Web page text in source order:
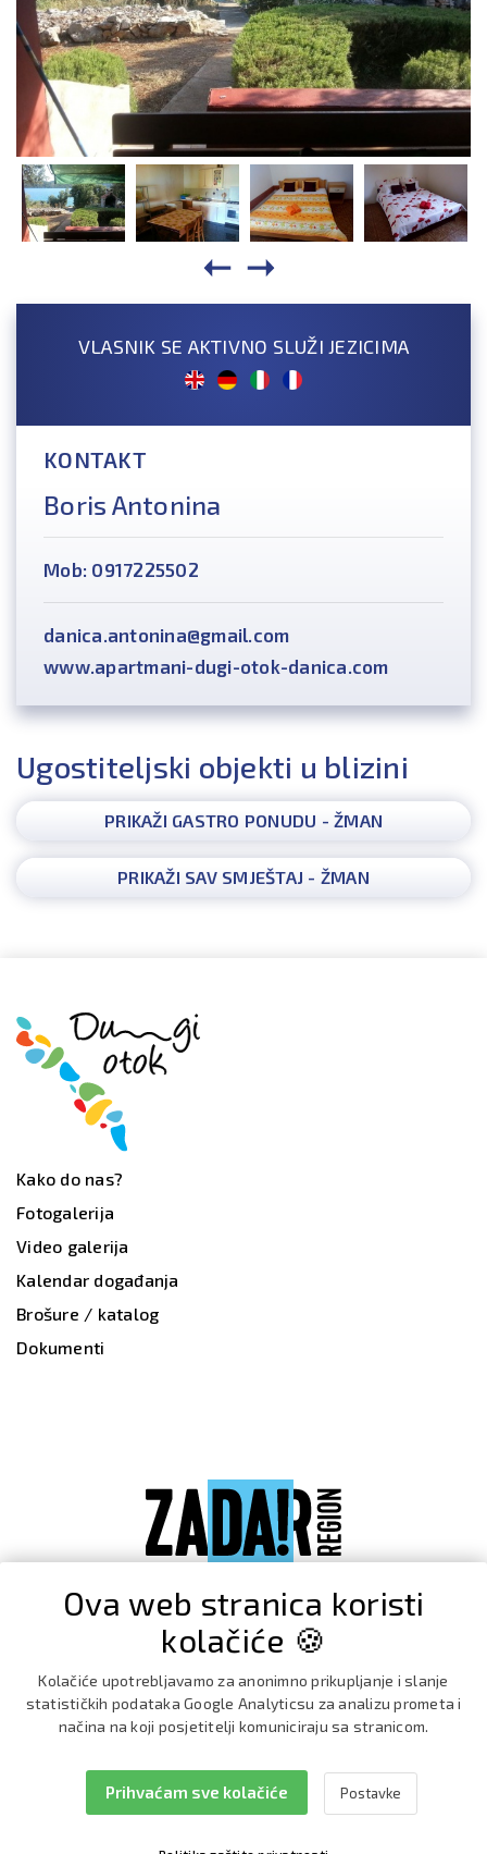
VLASNIK SE AKTIVNO SLUŽI JEZICIMA
KONTAKT
Boris Antonina
Mob: 0917225502
danica.antonina@gmail.com
www.apartmani-dugi-otok-danica.com
Ugostiteljski objekti u blizini
PRIKAŽI GASTRO PONUDU - ŽMAN
PRIKAŽI SAV SMJEŠTAJ - ŽMAN
Kako do nas?
Fotogalerija
Video galerija
Kalendar događanja
Brošure / katalog
Dokumenti
Ova web stranica koristi
kolačiće 🍪
Kolačiće upotrebljavamo za anonimno prikupljanje i slanje
statističkih podataka Google Analyticsu za analizu prometa i
načina na koji posjetitelji komuniciraju sa stranicom.
Prihvaćam sve kolačiće Postavke